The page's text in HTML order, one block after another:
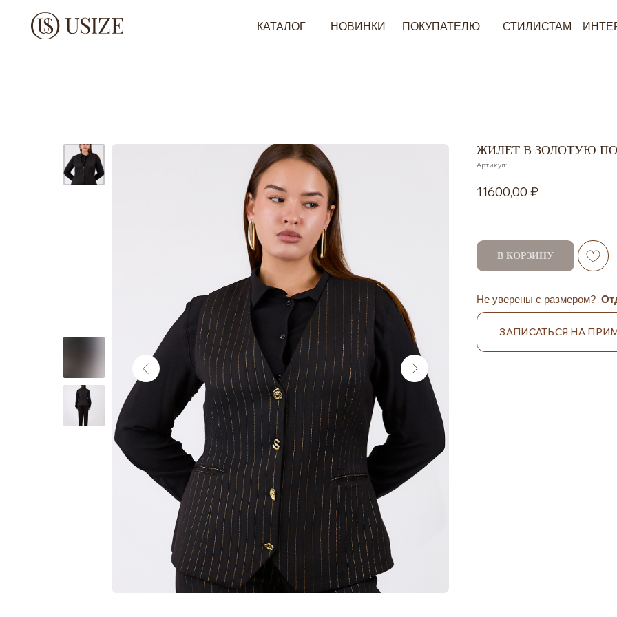
КАТАЛОГ СТИЛИСТАМ ИНТЕРЕСНОЕ
ПОКУПАТЕЛЮ
НОВИНКИ
ЖИЛЕТ В ЗОЛОТУЮ
Артикул:
11600,00
В КОРЗИНУ
Не уверены с размером?
ЗАПИСАТЬСЯ НА